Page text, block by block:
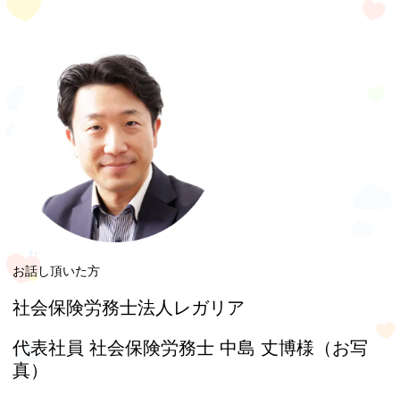
お話し頂いた方
社会保険労務士法人レガリア
代表社員 社会保険労務士 中島 丈博様（お写
真）